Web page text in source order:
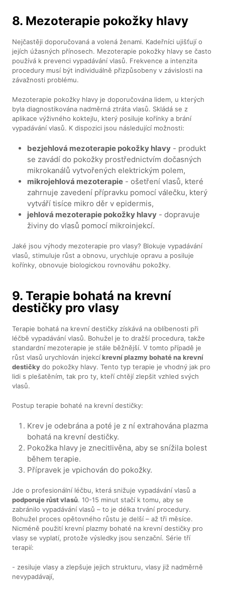
8. Mezoterapie pokožky hlavy
Nejčastěji doporučovaná a volená ženami. Kadeřníci ujišťují o
jejích úžasných přínosech. Mezoterapie pokožky hlavy se často
používá k prevenci vypadávání vlasů. Frekvence a intenzita
procedury musí být individuálně přizpůsobeny v závislosti na
závažnosti problému.
Mezoterapie pokožky hlavy je doporučována lidem, u kterých
byla diagnostikována nadměrná ztráta vlasů. Skládá se z
aplikace výživného koktejlu, který posiluje kořínky a brání
vypadávání vlasů. K dispozici jsou následující možnosti:
bezjehlová mezoterapie pokožky hlavy - produkt
se zavádí do pokožky prostřednictvím dočasných
mikrokanálů vytvořených elektrickým polem,
mikrojehlová mezoterapie - ošetření vlasů, které
zahrnuje zavedení přípravku pomocí válečku, který
vytváří tisíce mikro děr v epidermis,
jehlová mezoterapie pokožky hlavy - dopravuje
živiny do vlasů pomocí mikroinjekcí.
Jaké jsou výhody mezoterapie pro vlasy? Blokuje vypadávání
vlasů, stimuluje růst a obnovu, urychluje opravu a posiluje
kořínky, obnovuje biologickou rovnováhu pokožky.
9. Terapie bohatá na krevní
destičky pro vlasy
Terapie bohatá na krevní destičky získává na oblíbenosti při
léčbě vypadávání vlasů. Bohužel je to dražší procedura, takže
standardní mezoterapie je stále běžnější. V tomto případě je
růst vlasů urychlován injekcíkrevní plazmy bohaté na krevní
destičky do pokožky hlavy. Tento typ terapie je vhodný jak pro
lidi s plešatěním, tak pro ty, kteří chtějí zlepšit vzhled svých
vlasů.
Postup terapie bohaté na krevní destičky:
Krev je odebrána a poté je z ní extrahována plazma
bohatá na krevní destičky.
Pokožka hlavy je znecitlivěna, aby se snížila bolest
během terapie.
Přípravek je vpichován do pokožky.
Jde o profesionální léčbu, která snižuje vypadávání vlasů a
podporuje růst vlasů. 10-15 minut stačí k tomu, aby se
zabránilo vypadávání vlasů – to je délka trvání procedury.
Bohužel proces opětovného růstu je delší – až tři měsíce.
Nicméně použití krevní plazmy bohaté na krevní destičky pro
vlasy se vyplatí, protože výsledky jsou senzační. Série tří
terapií:
- zesiluje vlasy a zlepšuje jejich strukturu, vlasy již nadměrně
nevypadávají,